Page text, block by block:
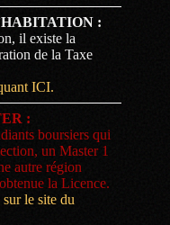
:
il existe la
de la Taxe
ICI.
:
boursiers qui
un Master 1
autre région
la Licence.
le site du